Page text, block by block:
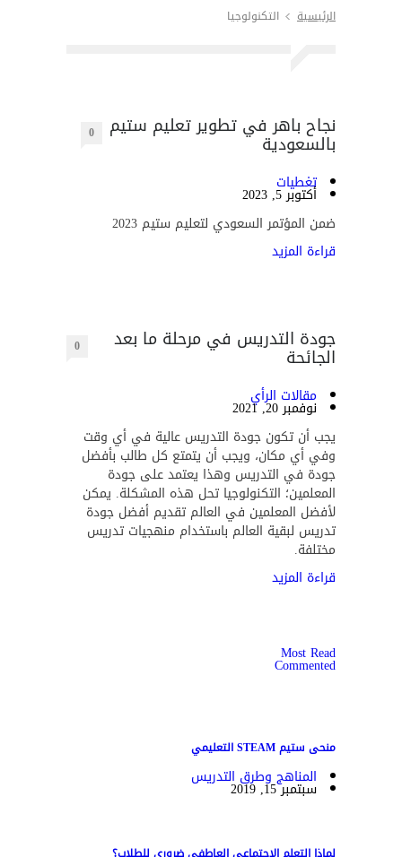
الرئيسية التكنولوجيا
نجاح باهر في تطوير تعليم ستيم
بالسعودية 0
تغطيات
أكتوبر 5, 2023
ضمن المؤتمر السعودي لتعليم ستيم 2023
قراءة المزيد
جودة التدريس في مرحلة ما بعد
الجائحة 0
مقالات الرأي
نوفمبر 20, 2021
يجب أن تكون جودة التدريس عالية في أي وقت
وفي أي مكان، ويجب أن يتمتع كل طالب بأفضل
جودة في التدريس وهذا يعتمد على جودة
المعلمين؛ التكنولوجيا تحل هذه المشكلة. يمكن
لأفضل المعلمين في العالم تقديم أفضل جودة
تدريس لبقية العالم باستخدام منهجيات تدريس
مختلفة.
قراءة المزيد
Most Read
Commented
منحى ستيم STEAM التعليمي
المناهج وطرق التدريس
سبتمبر 15, 2019